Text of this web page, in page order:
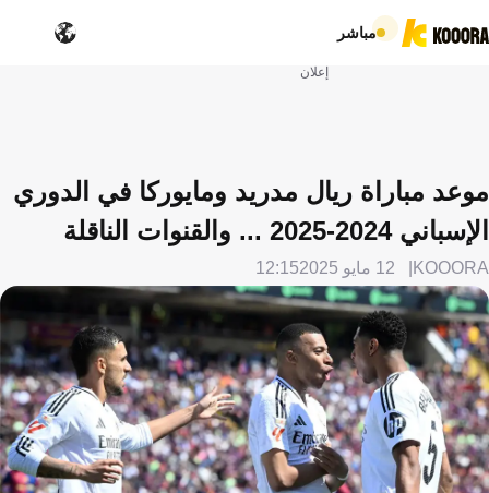
مباشر
إعلان
موعد مباراة ريال مدريد ومايوركا في الدوري
الإسباني 2024-2025 ... والقنوات الناقلة
KOOORA 12 مايو 2025 12:15